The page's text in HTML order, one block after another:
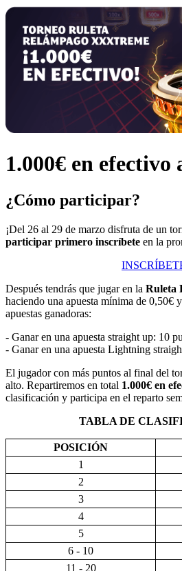
1.000€ en
¿Cómo participar?
¡Del 26 al 29 de marzo disfruta de un
participar primero inscríbete en la
Después tendrás que jugar en la Ruleta
haciendo una apuesta mínima de 0,50€
apuestas ganadoras:
- Ganar en una apuesta straight up: 10
- Ganar en una apuesta Lightning
El jugador con más puntos al final del
alto. Repartiremos en total 1.000€ en
clasificación y participa en el reparto
TABLA DE
POSICIÓN
1
2
3
4
5
6 - 10
11 - 20